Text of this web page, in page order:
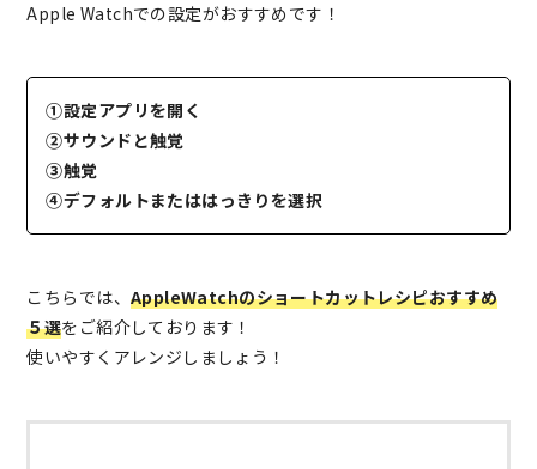
Apple Watchでの設定がおすすめです！
①設定アプリを開く
②サウンドと触覚
③触覚
④デフォルトまたははっきりを選択
こちらでは、 AppleWatchのショートカットレシピおすすめ
５選をご紹介しております！
使いやすくアレンジしましょう！